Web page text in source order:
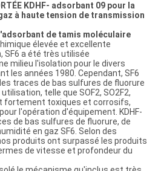
KDHF- adsorbant 09 pour la
à haute tension de transmission
adsorbant de tamis moléculaire
élevée et excellente
SF6 a été très utilisée
milieu l'isolation pour le divers
les années 1980. Cependant, SF6
traces de bas sulfures de fluorure
telle que SOF2, SO2F2,
fortement toxiques et corrosifs,
l'opération d'équipement. KDHF-
de bas sulfures de fluorure, de
en gaz SF6. Selon des
produits ont surpassé les produits
de vitesse et profondeur du